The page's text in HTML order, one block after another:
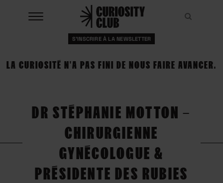
À PROPOS
S'INSCRIRE À LA NEWSLETTER
LA CURIOSITÉ N'A PAS FINI DE NOUS FAIRE AVANCER.
DR STÉPHANIE MOTTON –
CHIRURGIENNE
GYNÉCOLOGUE &
PRÉSIDENTE DES RUBIES